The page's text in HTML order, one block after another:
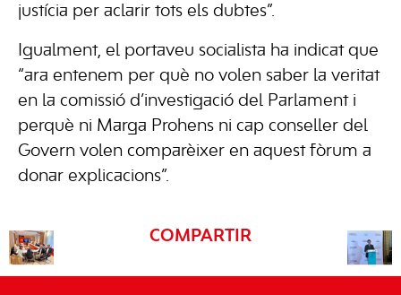
justícia per aclarir tots els dubtes”.
Igualment, el portaveu socialista ha indicat que
“ara entenem per què no volen saber la veritat
en la comissió d’investigació del Parlament i
perquè ni Marga Prohens ni cap conseller del
Govern volen comparèixer en aquest fòrum a
donar explicacions”.
COMPARTIR